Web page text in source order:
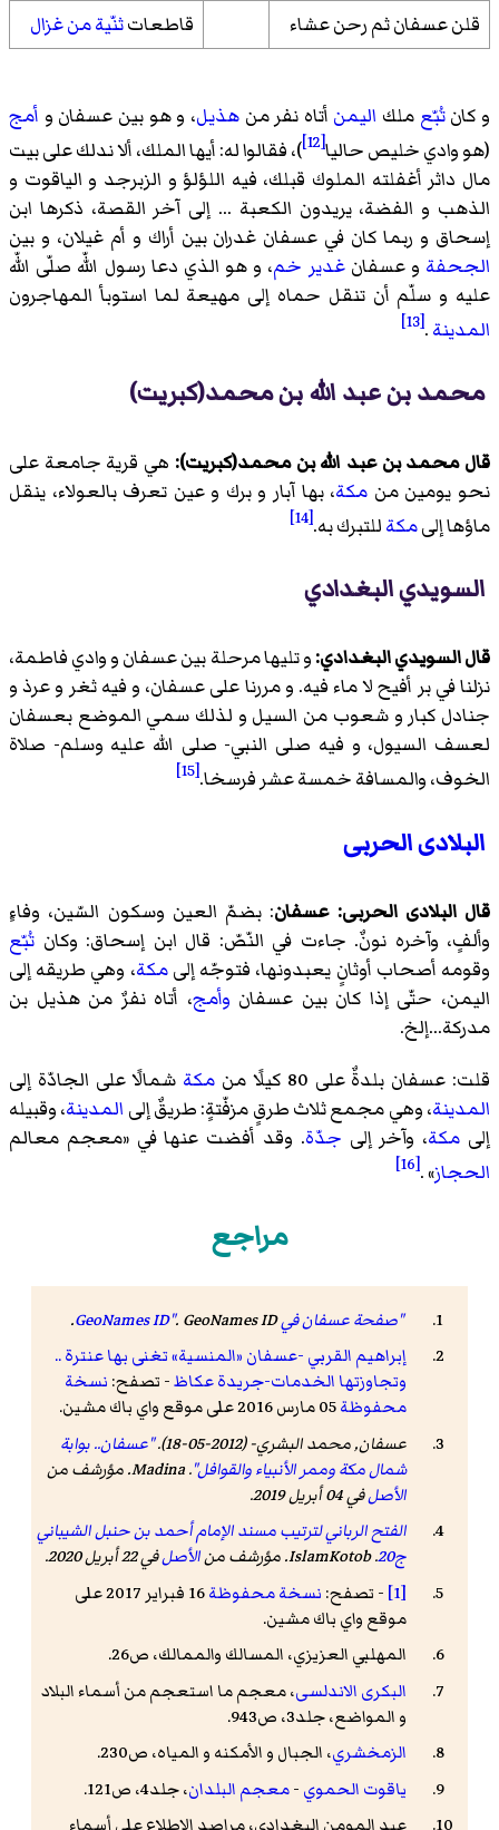
قلن عسفان ثم رحن عشاء قاطعاتثنّية من غزال
و كانتُبّع ملك اليمن أتاه نفر منهذيل، و هو بين عسفان و أمج
(هو وادي خليص حاليا[12]
)، فقالوا له: أيها الملك، ألا ندلك على بيت
مال داثر أغفلته الملوك قبلك، فيه اللؤلؤ و الزبرجد و الياقوت و
الذهب و الفضة، يريدون الكعبة ... إلى آخر القصة، ذكرها ابن
إسحاق و ربما كان في عسفان غدران بين أراك و أم غيلان، و بين
الجحفة و عسفانغدير خم، و هو الذي دعا رسول اللّه صلّى اللّه
عليه و سلّم أن تنقل حماه إلى مهيعة لما استوبأ المهاجرون
المدينة.
[13]
محمد بن عبد الله بن محمد(کبریت)
قال محمد بن عبد الله بن محمد(کبریت): هي قرية جامعة على
نحو يومين من مكة، بها آبار و برك و عين تعرف بالعولاء، ينقل
ماؤها إلىمكةللتبرك به.[14]
السويدي البغدادي
قال السويدي البغدادي:و تليها مرحلة بين عسفان و وادي فاطمة،
نزلنا في بر أفيح لا ماء فيه. و مررنا على عسفان، و فيه ثغر و عرذ و
جنادل كبار و شعوب من السيل و لذلك سمي الموضع بعسفان
لعسف السيول، و فيه صلى النبي- صلى الله عليه وسلم- صلاة
الخوف، والمسافة خمسة عشر فرسخا.[15]
البلادی الحربی
قال البلادی الحربی: عسفان: بضمّ العين وسكون السّين، وفاءٍ
وألفٍ، وآخره نونٌ. جاءت في النّصّ: قال ابن إسحاق: وكان تُبّع
وقومه أصحاب أوثانٍ يعبدونها، فتوجّه إلىمكة، وهي طريقه إلى
اليمن، حتّى إذا كان بين عسفان وأمج، أتاه نفرٌ من هذيل بن
مدركة...إلخ.
قلت: عسفان بلدةٌ على 80 كيلًا من
مكة شمالًا على الجادّة إلى
المدينة، وهي مجمع ثلاث طرقٍ مزفّتةٍ: طريقٌ إلى المدينة، وقبيله
إلى مكة، وآخر إلى جدّة. وقد أفضت عنها في «معجم معالم
الحجاز» .
[16]
مراجع
"صفحة عسفان في GeoNames ID" . GeoNames ID
.
إبراهيم القربي -عسفان «المنسية» تغنى بها عنترة ..
وتجاوزتها الخدمات-جريدة عكاظ- تصفح: نسخة
محفوظة
عسفان, محمد البشري- (2012-05-18).
"عسفان.. بوابة
شمال مكة وممر الأنبياء والقوافل".
Madina. مؤرشف من
الأصلفي 04 أبريل 2019
.
الفتح الرباني لترتيب مسند الإمام أحمد بن حنبل الشيباني
ج20
. IslamKotob. مؤرشف من الأصلفي 22 أبريل 2020.
[1]
- تصفح: نسخة محفوظة
16 فبراير 2017 على
موقع واي باك مشين.
المهلبي العزيزي، المسالك والممالك، ص26.
البکری الاندلسی، معجم ما استعجم من أسماء البلاد
و المواضع، جلد3، ص943.
الزمخشري، الجبال و الأمکنه و المیاه، ص230.
ياقوت الحموي -معجم البلدان، جلد4، ص121.